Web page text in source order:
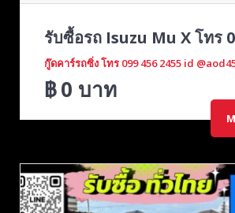
รับซื้อรถ Isuzu Mu X โทร
กู๊ดคาร์รถซิ่ง โทร 099 456 2455 id
฿0 บาท